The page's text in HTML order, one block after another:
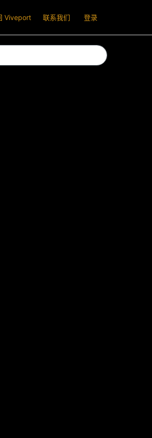
Viveport 联系我们 登录